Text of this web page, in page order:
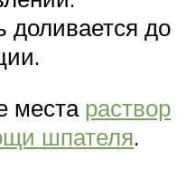
доливается до
места раствор
шпателя.